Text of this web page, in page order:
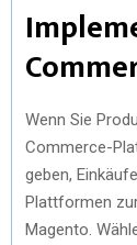
Wenn Sie
Commerce-
geben,
Plattformen
Magento.